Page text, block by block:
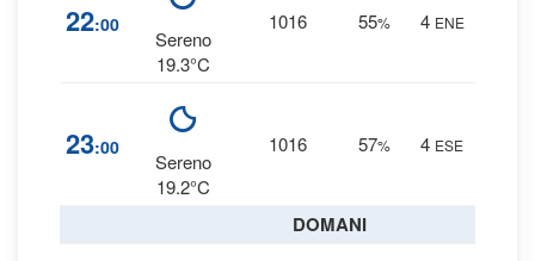
22:00
Sereno
19.3°C
1016 55% 4 ENE
23:00
Sereno
19.2°C
1016 57% 4 ESE
DOMANI